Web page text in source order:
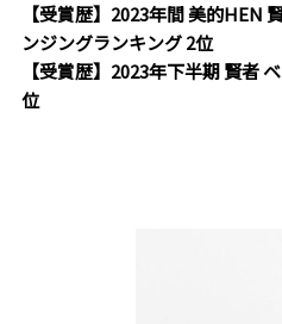
【受賞歴】2023年間 美的HEN
ンジングランキング 2位
【受賞歴】2023年下半期 賢者
位